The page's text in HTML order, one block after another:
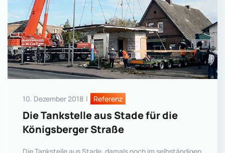
10. Dezember 2018 | Referenz
Die Tankstelle aus Stade für die
Königsberger Straße